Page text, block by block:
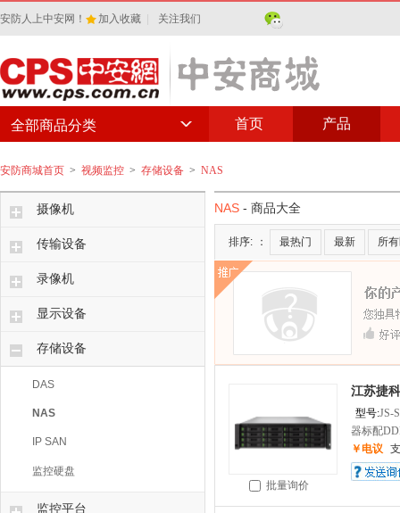
安防人上中安网！ 加入收藏 关注我们
首页 产品
全部商品分类
安防商城首页 > 视频监控 > 存储设备 > NAS
摄像机
传输设备
录像机
显示设备
存储设备
DAS
NAS
IP SAN
监控硬盘
监控平台
NAS - 商品大全
排序: ： 最热门 最新 所
批量询价
江苏捷
型号:JS-
器标配
￥电议